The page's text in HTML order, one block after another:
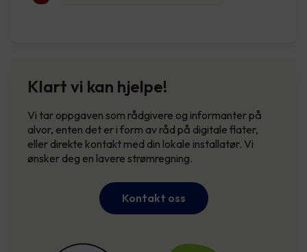
Klart vi kan hjelpe!
Vi tar oppgaven som rådgivere og informanter på
alvor, enten det er i form av råd på digitale flater,
eller direkte kontakt med din lokale installatør. Vi
ønsker deg en lavere strømregning.
Kontakt oss